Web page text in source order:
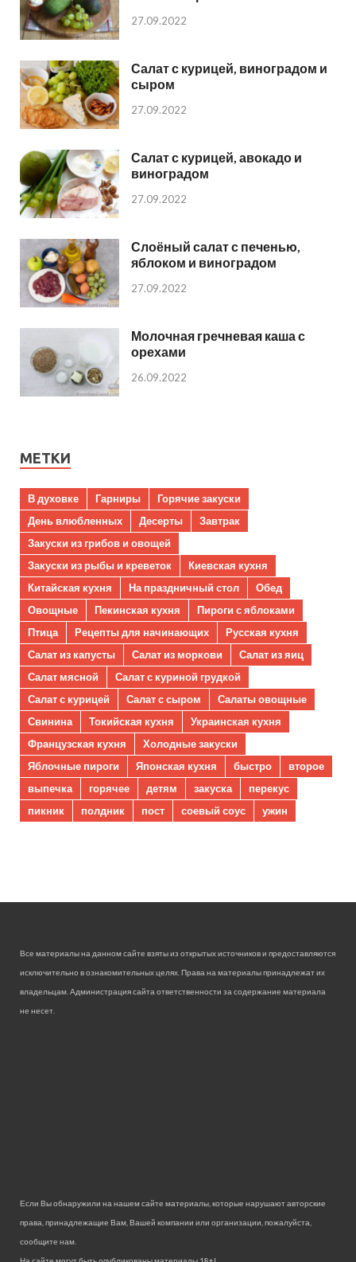
27.09.2022
Салат с курицей, виноградом и
сыром
27.09.2022
Салат с курицей, авокадо и
виноградом
27.09.2022
Слоёный салат с печенью,
яблоком и виноградом
27.09.2022
Молочная гречневая каша с
орехами
26.09.2022
МЕТКИ
В духовке Гарниры
Горячие закуски
День влюбленных
Десерты
Завтрак
Закуски из грибов и овощей
Закуски из рыбы и креветок
Киевская кухня
Китайская кухня
На праздничный стол
Обед
Овощные
Пекинская кухня
Пироги с яблоками
Птица
Рецепты для начинающих
Русская кухня
Салат из капусты
Салат из моркови
Салат из яиц
Салат мясной
Салат с куриной грудкой
Салат с курицей
Салат с сыром
Салаты овощные
Свинина
Токийская кухня
Украинская кухня
Французская кухня
Холодные закуски
Яблочные пироги
Японская кухня быстро
второе
выпечка
горячее детям закуска
перекус
пикник
полдник пост соевый соус ужин
Все материалы на данном сайте взяты из открытых источников и предоставляются
исключительно в ознакомительных целях. Права на материалы принадлежат их
владельцам. Администрация сайта ответственности за содержание материала
не несет.
Если Вы обнаружили на нашем сайте материалы, которые нарушают авторские
права, принадлежащие Вам, Вашей компании или организации, пожалуйста,
сообщите нам.